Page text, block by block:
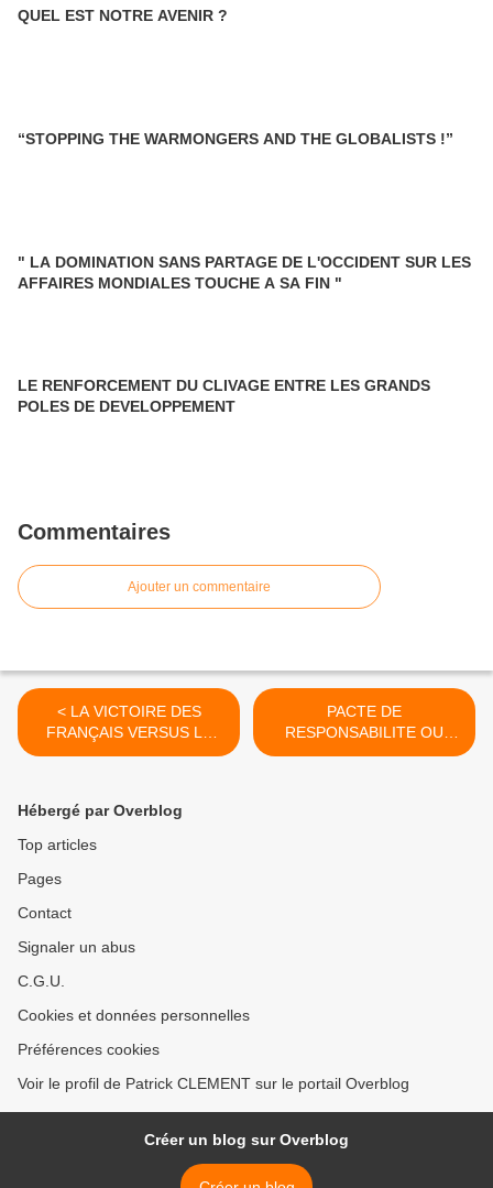
QUEL EST NOTRE AVENIR ?
“STOPPING THE WARMONGERS AND THE GLOBALISTS !”
" LA DOMINATION SANS PARTAGE DE L'OCCIDENT SUR LES
AFFAIRES MONDIALES TOUCHE A SA FIN "
LE RENFORCEMENT DU CLIVAGE ENTRE LES GRANDS
POLES DE DEVELOPPEMENT
Commentaires
Ajouter un commentaire
< LA VICTOIRE DES
FRANÇAIS VERSUS LA
HONTE DES POLITICARDS
PACTE DE
RESPONSABILITE OU
PACTE AVEC LES LOUPS
Hébergé par Overblog
Top articles
Pages
Contact
Signaler un abus
C.G.U.
Cookies et données personnelles
Préférences cookies
Voir le profil de Patrick CLEMENT sur le portail Overblog
Créer un blog sur Overblog